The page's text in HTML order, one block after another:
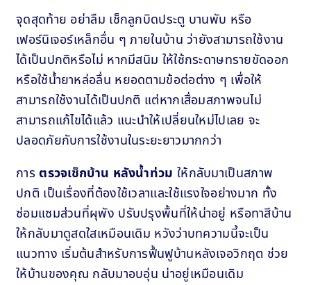
จุดสุดท้าย อย่าลืม เช็กลูกบิดประตู บานพับ หรือ
เฟอร์นิเจอร์เหล็กอื่น ๆ ภายในบ้าน ว่ายังสามารถใช้งาน
ได้เป็นปกติหรือไม่ หากมีสนิม ให้ใช้กระดาษทรายขัดออก
หรือใช้น้ำยาหล่อลื่น หยอดตามข้อต่อต่าง ๆ เพื่อให้
สามารถใช้งานได้เป็นปกติ แต่หากเสื่อมสภาพจนไม่
สามารถแก้ไขได้แล้ว แนะนำให้เปลี่ยนใหม่ไปเลย จะ
ปลอดภัยกับการใช้งานในระยะยาวมากกว่า
การ ตรวจเช็กบ้าน หลังน้ำท่วม ให้กลับมาเป็นสภาพ
ปกติ เป็นเรื่องที่ต้องใช้เวลาและใช้แรงใจอย่างมาก ทั้ง
ซ่อมแซมส่วนที่ผุพัง ปรับปรุงพื้นที่ให้น่าอยู่ หรือทาสีบ้าน
ให้กลับมาดูสดใสเหมือนเดิม หวังว่าบทความนี้จะเป็น
แนวทาง เริ่มต้นสำหรับการฟื้นฟูบ้านหลังเจอวิกฤต ช่วย
ให้บ้านของคุณ กลับมาอบอุ่น น่าอยู่เหมือนเดิม